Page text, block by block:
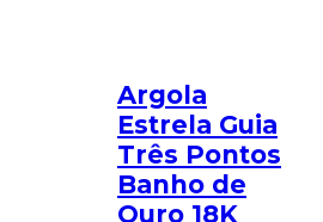
Argola
Estrela Guia
Três Pontos
Banho de
Ouro 18K